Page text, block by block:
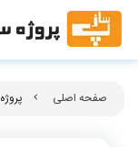
صفحه اصلی پروژه